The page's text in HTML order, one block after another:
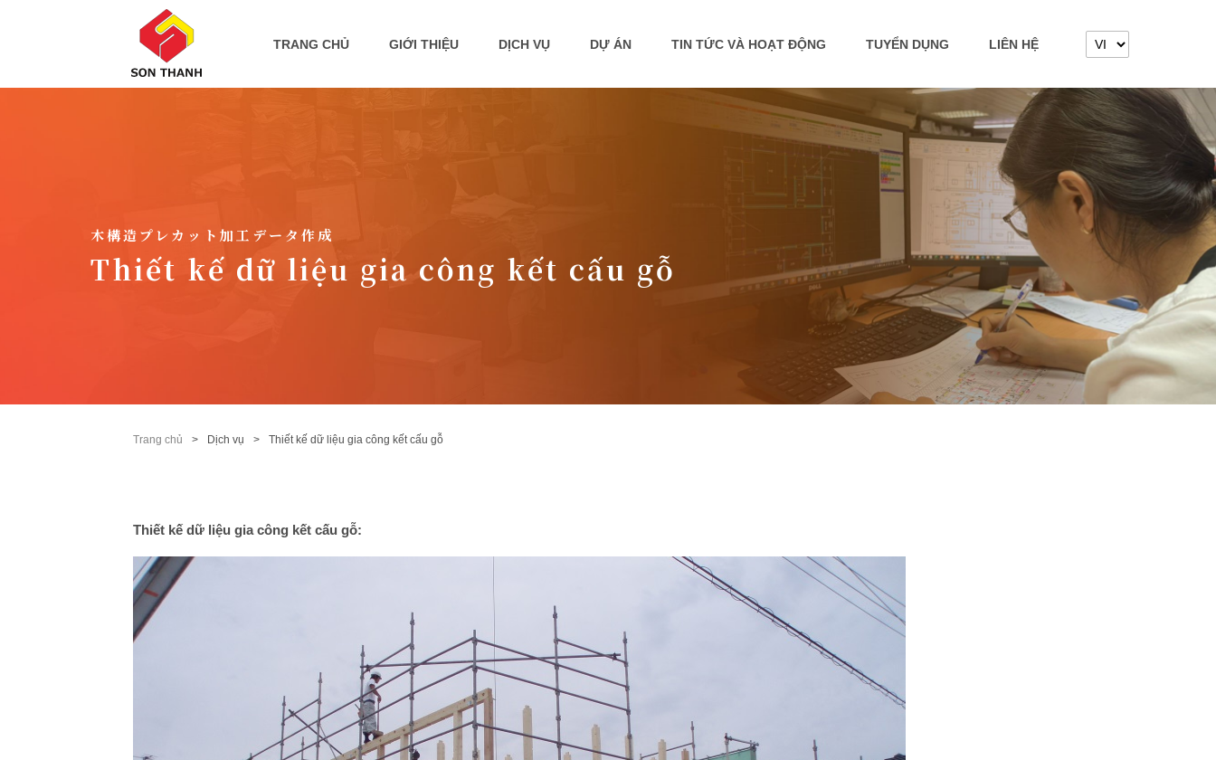
TRANG CHỦ GIỚI THIỆU DỊCH VỤ DỰ ÁN TIN TỨC VÀ HOẠT ĐỘNG TUYỂN DỤNG LIÊN HỆ
木構造プレカット加工データ作成
Thiết kế dữ liệu gia công kết cấu gỗ
Trang chủ Dịch vụ Thiết kế dữ liệu gia công kết cấu gỗ
Thiết kế dữ liệu gia công kết cấu gỗ: